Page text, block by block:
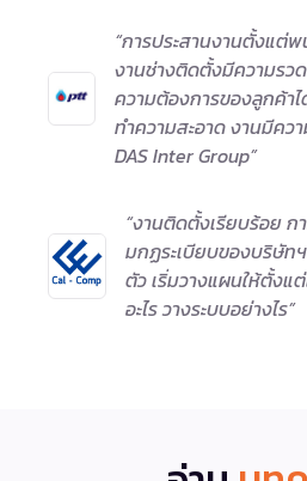
“การประสานงานตั้งแต่
งานช่างติดตั้งมีความรว
ความต้องการของลูกค้า
ทำความสะอาด งานมีคว
DAS Inter Group”
“งานติดตั้งเรียบร้อย ก
มกฏระเบียบของบริษัท
ตัว เริ่มวางแผนให้ตั้งแ
อะไร วางระบบอย่างไร”